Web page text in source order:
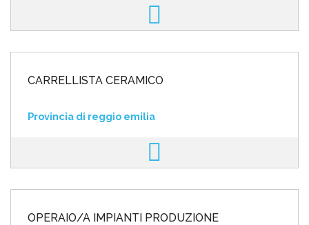
CARRELLISTA CERAMICO
Provincia di reggio emilia
OPERAIO/A IMPIANTI PRODUZIONE